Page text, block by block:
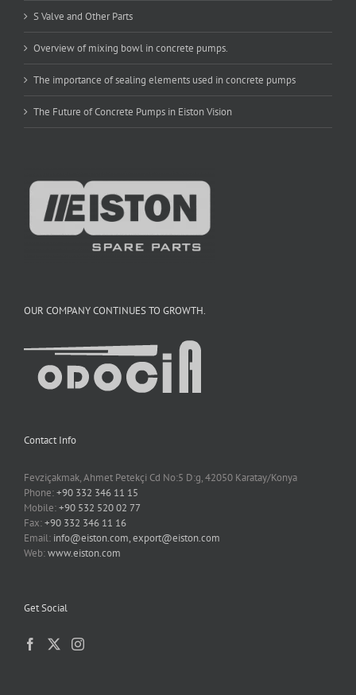
S Valve and Other Parts
Overview of mixing bowl in concrete pumps.
The importance of sealing elements used in concrete pumps
The Future of Concrete Pumps in Eiston Vision
OUR COMPANY CONTINUES TO GROWTH.
Contact Info
Fevziçakmak, Ahmet Petekçi Cd No:5 D:g, 42050 Karatay/Konya
Phone:+90 332 346 11 15
Mobile:+90 532 520 02 77
Fax:+90 332 346 11 16
Email: info@eiston.com, export@eiston.com
Web:www.eiston.com
Get Social